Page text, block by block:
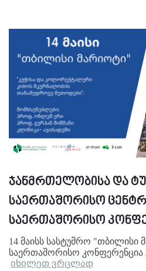
ჯანმრთელობისა და
საერთაშორისო
საერთაშორისო
14 მაისს სასტუმრო "თბილისი
საერთაშორისო კონფერენცია
იხილეთ ვრცლად